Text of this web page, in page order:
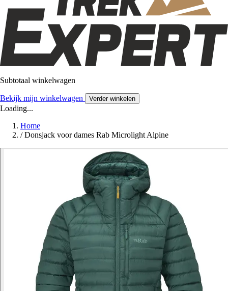
Subtotaal winkelwagen
Bekijk mijn winkelwagen Verder winkelen
Loading...
Home
/ Donsjack voor dames Rab Microlight Alpine